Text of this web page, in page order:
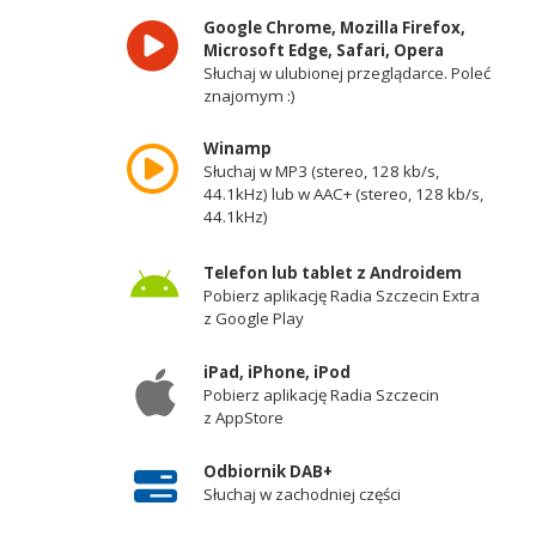
Google Chrome, Mozilla Firefox,
Microsoft Edge, Safari, Opera
Słuchaj w ulubionej przeglądarce. Poleć
znajomym :)
Winamp
Słuchaj w MP3 (stereo, 128 kb/s,
44.1kHz) lub w AAC+ (stereo, 128 kb/s,
44.1kHz)
Telefon lub tablet z Androidem
Pobierz aplikację Radia Szczecin Extra
z Google Play
iPad, iPhone, iPod
Pobierz aplikację Radia Szczecin
z AppStore
Odbiornik DAB+
Słuchaj w zachodniej części